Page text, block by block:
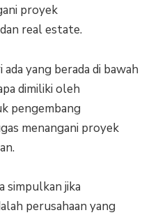
proyek
real estate.
yang berada di bawah
dimiliki oleh
pengembang
menangani proyek
simpulkan jika
perusahaan yang